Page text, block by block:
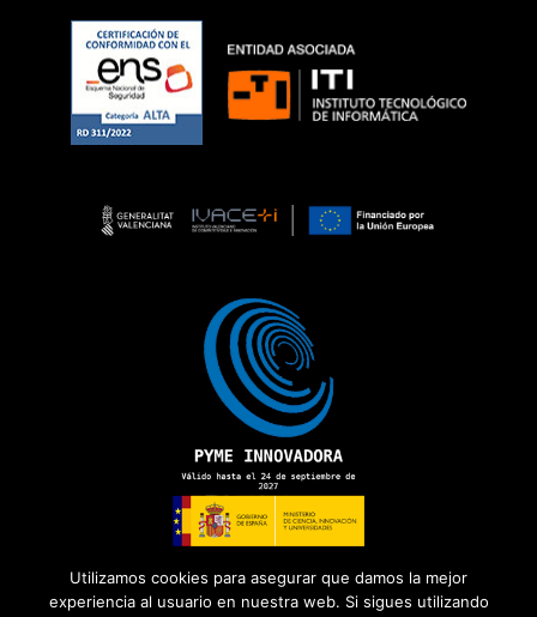
Utilizamos cookies para asegurar que damos la mejor
experiencia al usuario en nuestra web. Si sigues utilizando